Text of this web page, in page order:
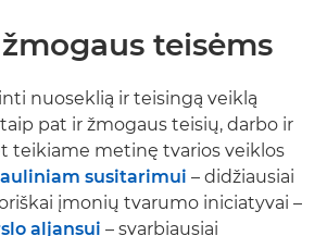
teisėms
nuoseklią ir teisingą veiklą
pat ir žmogaus teisių, darbo ir
teikiame metinę tvarios veiklos
susitarimui – didžiausiai
įmonių tvarumo iniciatyvai –
aljansui – svarbiausiai